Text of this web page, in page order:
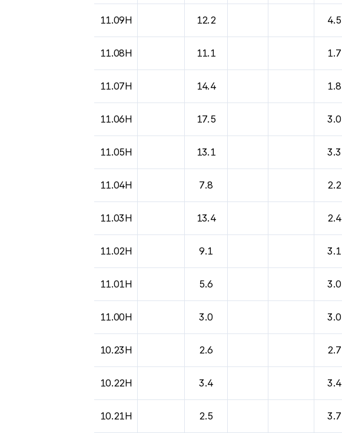
11.09H 12.2 4.5
11.08H 11.1 1.7
11.07H 14.4 1.8
11.06H 17.5 3.0
11.05H 13.1 3.3
11.04H 7.8 2.2
11.03H 13.4 2.4
11.02H 9.1 3.1
11.01H 5.6 3.0
11.00H 3.0 3.0
10.23H 2.6 2.7
10.22H 3.4 3.4
10.21H 2.5 3.7